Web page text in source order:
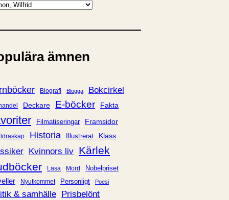
ämnen
Biografi Blogga Bokcirkel
Deckare E-böcker Fakta
Filmatiseringar Framsidor
Historia Illustrerat Klass
Kvinnors liv Kärlek
Läsa Mord Nobelpriset
Nyutkommet Personligt Poesi
& samhälle Prisbelönt